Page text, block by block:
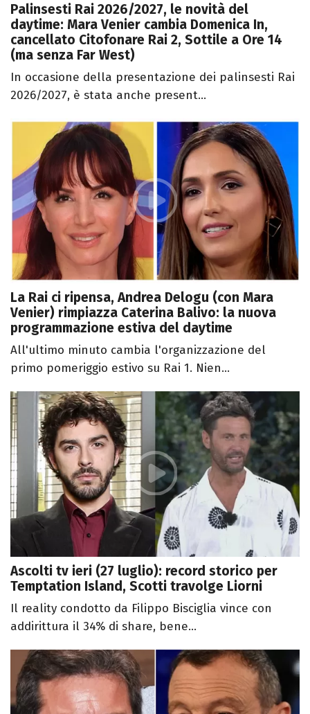
Palinsesti Rai 2026/2027, le novità del
daytime: Mara Venier cambia Domenica In,
cancellato Citofonare Rai 2, Sottile a Ore 14
(ma senza Far West)
In occasione della presentazione dei palinsesti Rai
2026/2027, è stata anche present...
La Rai ci ripensa, Andrea Delogu (con Mara
Venier) rimpiazza Caterina Balivo: la nuova
programmazione estiva del daytime
All'ultimo minuto cambia l'organizzazione del
primo pomeriggio estivo su Rai 1. Nien...
Ascolti tv ieri (27 luglio): record storico per
Temptation Island, Scotti travolge Liorni
Il reality condotto da Filippo Bisciglia vince con
addirittura il 34% di share, bene...